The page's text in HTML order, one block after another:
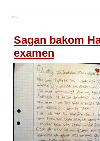
Sagan bakom
examen